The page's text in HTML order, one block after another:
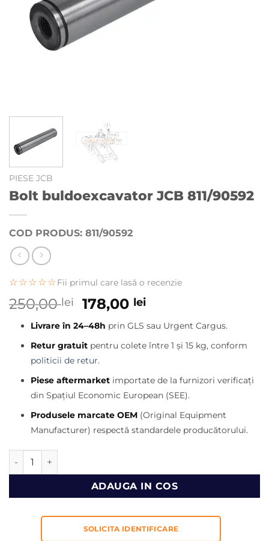
PIESE JCB
Bolt buldoexcavator JCB 811/90592
COD PRODUS: 811/90592
☆☆☆☆☆ Fii primul care lasă o recenzie
250,00lei
Prețul
inițial
a
fost:
250,00 lei.
178,00 leiPrețul
este:
178,00 lei.
Livrare în 24–48h prin GLS sau Urgent Cargus.
Retur gratuit pentru colete între 1 și 15 kg, conform
politicii de retur.
Piese aftermarket importate de la furnizori verificați
din Spațiul Economic European (SEE).
Produsele marcate OEM (Original Equipment
Manufacturer) respectă standardele producătorului.
Cantitate Bolt buldoexcavator JCB 811/90592
ADAUGA IN COS
SOLICITA IDENTIFICARE